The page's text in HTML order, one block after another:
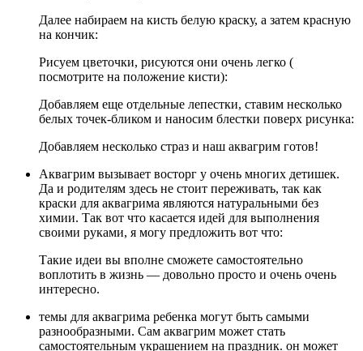
Далее набираем на кисть белую краску, а затем красную
на кончик:
Рисуем цветочки, рисуются они очень легко (
посмотрите на положение кисти):
Добавляем еще отдельные лепестки, ставим несколько
белых точек-бликом и наносим блестки поверх рисунка:
Добавляем несколько страз и наш аквагрим готов!
Аквагрим вызывает восторг у очень многих детишек.
Да и родителям здесь не стоит переживать, так как
краски для аквагрима являются натуральными без
химии. Так вот что касается идей для выполнения
своими руками, я могу предложить вот что:
Такие идеи вы вполне сможете самостоятельно
воплотить в жизнь — довольно просто и очень очень
интересно.
темы для аквагрима ребенка могут быть самыми
разнообразными. Сам аквагрим может стать
самостоятельным украшением на праздник. он может